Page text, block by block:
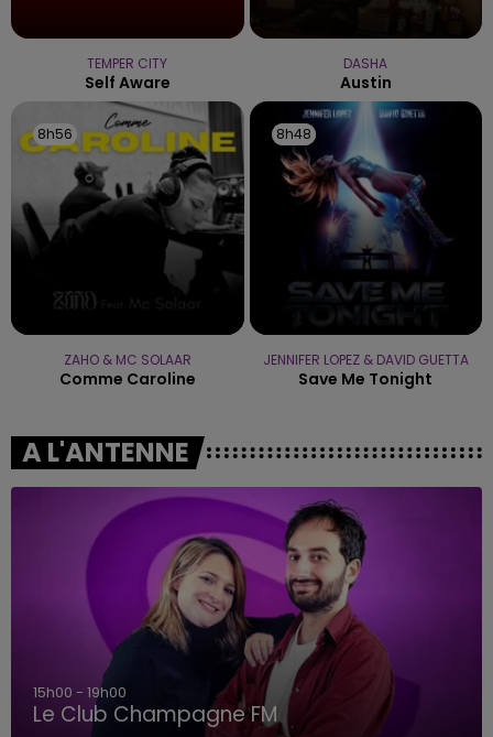
TEMPER CITY
Self Aware
DASHA
Austin
8h56
8h56
ZAHO & MC SOLAAR
Comme Caroline
8h48
8h48
JENNIFER LOPEZ & DAVID GUETTA
Save Me Tonight
A L'ANTENNE
15h00 - 19h00
Le Club Champagne FM